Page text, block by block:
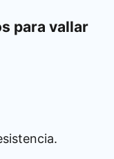
para vallar